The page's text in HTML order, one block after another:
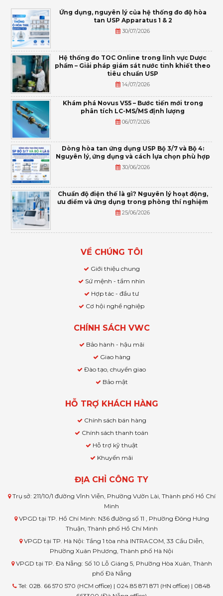
Ứng dụng, nguyên lý của hệ thống đo độ hòa
tan USP Apparatus 1 & 2
30/07/2026
Hệ thống đo TOC Online trong lĩnh vực Dược
phẩm – Giải pháp giám sát nước tinh khiết theo
tiêu chuẩn USP
14/07/2026
Khám phá Novus V55 – Bước tiến mới trong
phân tích LC-MS/MS định lượng
06/07/2026
Dòng hòa tan ứng dụng USP Bộ 3/7 và Bộ 4:
Nguyên lý, ứng dụng và cách lựa chọn phù hợp
30/06/2026
Chuẩn độ điện thế là gì? Nguyên lý hoạt động,
ưu điểm và ứng dụng trong phòng thí nghiệm
25/06/2026
VỀ CHÚNG TÔI
Giới thiệu chung
Sứ mệnh - tầm nhìn
Hợp tác - đầu tư
Cơ hội nghề nghiệp
CHÍNH SÁCH VWC
Bảo hành - hậu mãi
Giao hàng
Đào tạo, chuyển giao
Bảo mật
HỖ TRỢ KHÁCH HÀNG
Chính sách bán hàng
Chính sách thanh toán
Hỗ trợ kỹ thuật
Khuyến mãi
ĐỊA CHỈ CÔNG TY
Trụ sở: 211/10/1 đường Vĩnh Viễn, Phường Vườn Lài, Thành phố Hồ Chí
Minh
VPGD tại TP. Hồ Chí Minh: N36 đường số 11 , Phường Đông Hưng
Thuận, Thành phố Hồ Chí Minh
VPGD tại TP. Hà Nội: Tầng 1 tòa nhà INTRACOM, 33 Cầu Diễn,
Phường Xuân Phương, Thành phố Hà Nội
VPGD tại TP. Đà Nẵng: Số 10 Lỗ Giáng 5, Phường Hòa Xuân, Thành
phố Đà Nẵng
Tel: 028. 66 570 570 (HCM office) | 024.85 871 871 (HN office) | 0848